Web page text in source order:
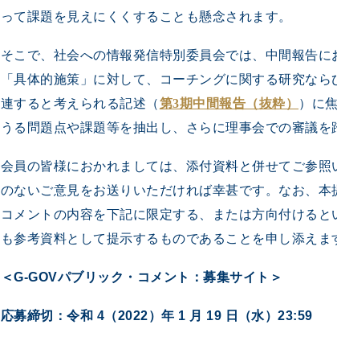
って課題を見えにくくすることも懸念されます。
そこで、社会への情報発信特別委員会では、中間報告
「具体的施策」に対して、コーチングに関する研究な
連すると考えられる記述（第3期中間報告（抜粋）
）に
うる問題点や課題等を抽出し、さらに理事会での審議を
会員の皆様におかれましては、添付資料と併せてご参
のないご意見をお送りいただければ幸甚です。なお、
コメントの内容を下記に限定する、または方向付ける
も参考資料として提示するものであることを申し添えま
＜G-GOVパブリック・コメント：募集サイト＞
応募締切：令和 4（2022）年 1 月 19 日（水）23:59